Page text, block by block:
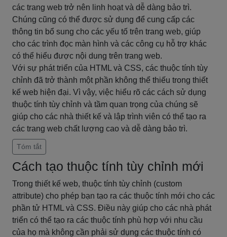
các trang web trở nên linh hoạt và dễ dàng bảo trì.
Chúng cũng có thể được sử dụng để cung cấp các
thông tin bổ sung cho các yếu tố trên trang web, giúp
cho các trình đọc màn hình và các công cụ hỗ trợ khác
có thể hiểu được nội dung trên trang web.
Với sự phát triển của HTML và CSS, các thuộc tính tùy
chỉnh đã trở thành một phần không thể thiếu trong thiết
kế web hiện đại. Vì vậy, việc hiểu rõ các cách sử dụng
thuộc tính tùy chỉnh và tầm quan trọng của chúng sẽ
giúp cho các nhà thiết kế và lập trình viên có thể tạo ra
các trang web chất lượng cao và dễ dàng bảo trì.
Tóm tắt
Cách tạo thuộc tính tùy chỉnh mới
Trong thiết kế web, thuộc tính tùy chỉnh (custom
attribute) cho phép bạn tạo ra các thuộc tính mới cho các
phần tử HTML và CSS. Điều này giúp cho các nhà phát
triển có thể tạo ra các thuộc tính phù hợp với nhu cầu
của họ mà không cần phải sử dụng các thuộc tính có